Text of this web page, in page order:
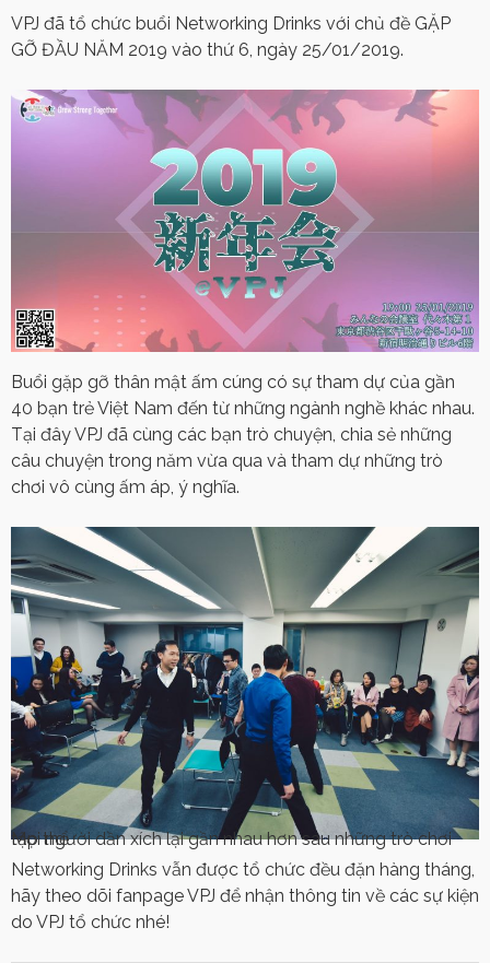
VPJ đã tổ chức buổi Networking Drinks với chủ đề GẶP
GỠ ĐẦU NĂM 2019 vào thứ 6, ngày 25/01/2019.
Buổi gặp gỡ thân mật ấm cúng có sự tham dự của gần
40 bạn trẻ Việt Nam đến từ những ngành nghề khác nhau.
Tại đây VPJ đã cùng các bạn trò chuyện, chia sẻ những
câu chuyện trong năm vừa qua và tham dự những trò
chơi vô cùng ấm áp, ý nghĩa.
Mọi người dần xích lại gần nhau hơn sau những trò chơi tập thể
Networking Drinks vẫn được tổ chức đều đặn hàng tháng,
hãy theo dõi fanpage VPJ để nhận thông tin về các sự kiện
do VPJ tổ chức nhé!